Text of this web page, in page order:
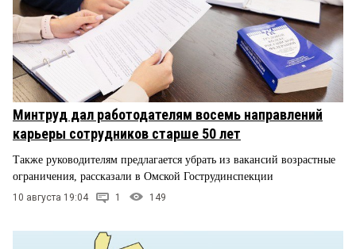
Минтруд дал работодателям восемь направлений
карьеры сотрудников старше 50 лет
Также руководителям предлагается убрать из вакансий возрастные
ограничения, рассказали в Омской Гострудинспекции
10 августа 19:04 1 149